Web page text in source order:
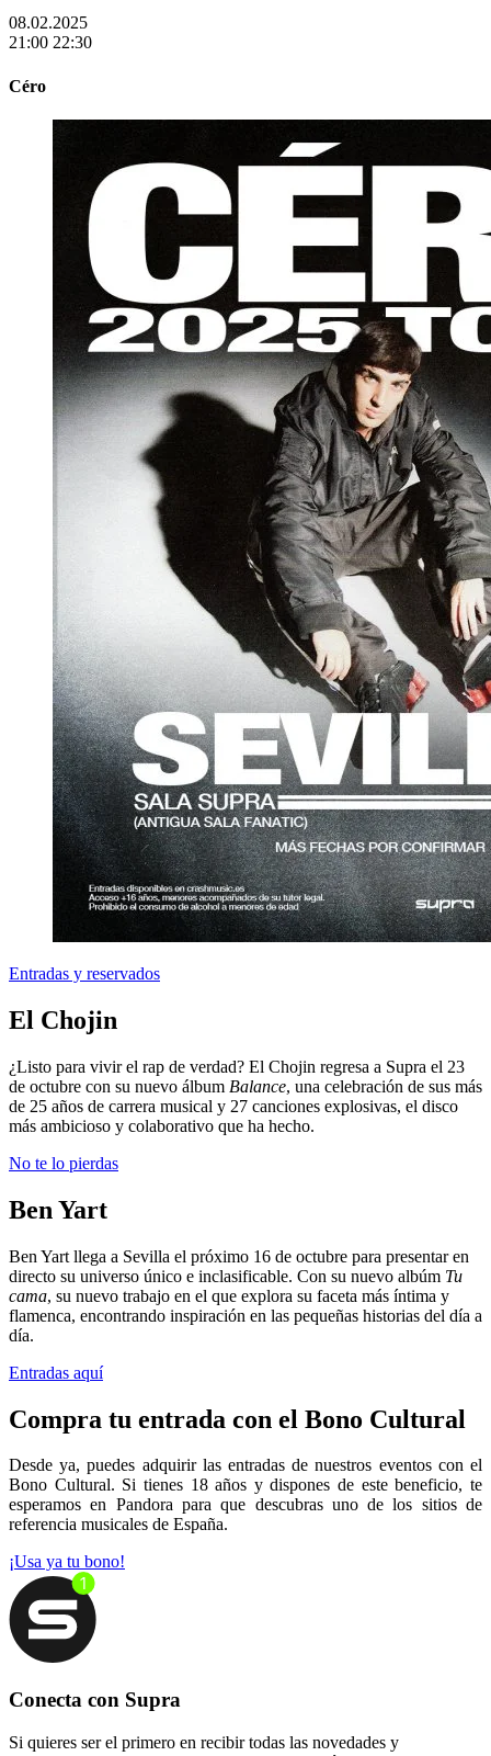
08.02.2025
21:00 22:30
Céro
Entradas y reservados
El Chojin
¿Listo para vivir el rap de verdad? El Chojin regresa a Supra el 23
de octubre con su nuevo álbum Balance, una celebración de sus más
de 25 años de carrera musical y 27 canciones explosivas, el disco
más ambicioso y colaborativo que ha hecho.
No te lo pierdas
Ben Yart
Ben Yart llega a Sevilla el próximo 16 de octubre para presentar en
directo su universo único e inclasificable. Con su nuevo albúm Tu
cama, su nuevo trabajo en el que explora su faceta más íntima y
flamenca, encontrando inspiración en las pequeñas historias del día a
día.
Entradas aquí
Compra tu entrada con el Bono Cultural
Desde ya, puedes adquirir las entradas de nuestros eventos con el
Bono Cultural. Si tienes 18 años y dispones de este beneficio, te
esperamos en Pandora para que descubras uno de los sitios de
referencia musicales de España.
¡Usa ya tu bono!
Conecta con Supra
Si quieres ser el primero en recibir todas las novedades y